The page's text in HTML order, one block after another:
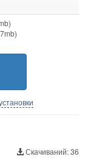
Скачиваний: 36